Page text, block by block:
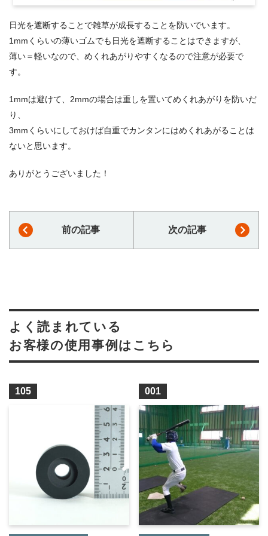
日光を遮断することで雑草が成長することを防いでいます。
1mmくらいの薄いゴムでも日光を遮断することはできますが、
薄い＝軽いなので、めくれあがりやすくなるので注意が必要で
す。
1mmは避けて、2mmの場合は重しを置いてめくれあがりを防いだ
り、
3mmくらいにしておけば自重でカンタンにはめくれあがることは
ないと思います。
ありがとうございました！
前の記事 次の記事
よく読まれている
お客様の使用事例はこちら
105 001